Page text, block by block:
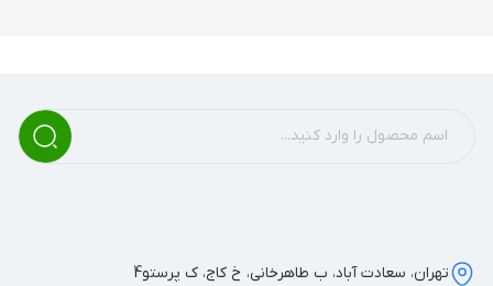
تهران، سعادت آباد، ب طاهرخانی، خ کاج، ک پرستو4